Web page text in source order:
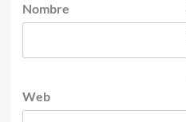
Nombre
Web